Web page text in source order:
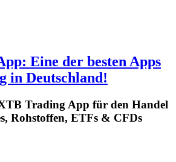
Eine der besten Apps
in Deutschland!
Trading App für den Handel
Rohstoffen, ETFs & CFDs